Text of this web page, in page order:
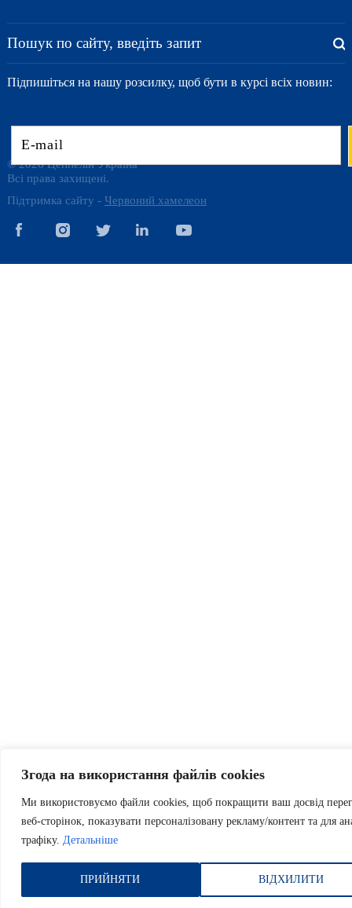
Згода на використання файлів cookies
Ми використовуємо файли cookies, щоб покращити ваш досвід
веб-сторінок, показувати персоналізовану рекламу/контент та для
трафіку. Детальніше
ВІДХИЛИТИ
ПРИЙНЯТИ
Підпишіться на нашу розсилку, щоб бути в курсі всіх новин:
© 2026 Цеппелін Україна
Всі права захищені.
Підтримка сайту - Червоний хамелеон